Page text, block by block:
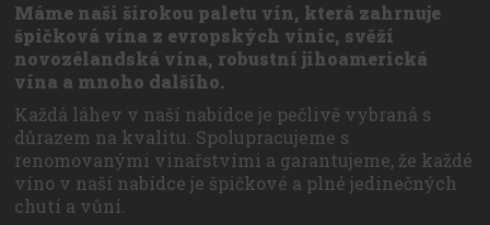
Máme naši širokou paletu vín, která zahrnuje
špičková vína z evropských vinic, svěží
novozélandská vína, robustní jihoamerická
vína a mnoho dalšího.
Každá láhev v naší nabídce je pečlivě vybraná s
důrazem na kvalitu. Spolupracujeme s
renomovanými vinařstvími a garantujeme, že každé
víno v naší nabídce je špičkové a plné jedinečných
chutí a vůní.